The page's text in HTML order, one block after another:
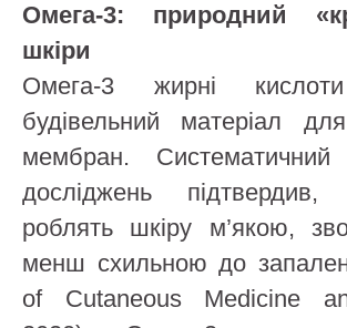
Омега-3: природний
шкіри
Омега-3 жирні
будівельний матеріал
мембран.
досліджень
роблять шкіру м’якою,
менш схильною до
of Cutaneous Medicine